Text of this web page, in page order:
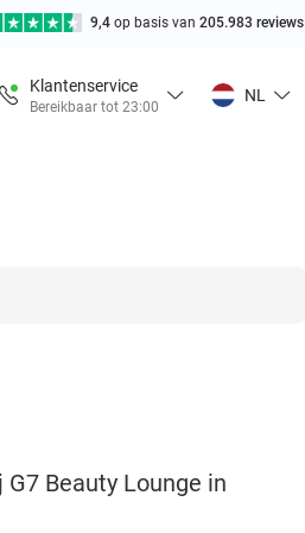
9,4 op basis van 205.983 reviews
Klantenservice
Bereikbaar tot 23:00
NL
Beauty Lounge in